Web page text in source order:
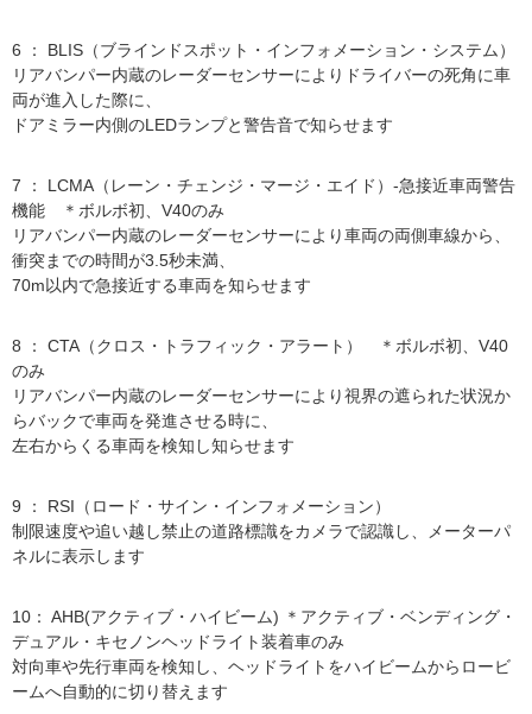
6 ： BLIS（ブラインドスポット・インフォメーション・システム）
リアバンパー内蔵のレーダーセンサーによりドライバーの死角に車
両が進入した際に、
ドアミラー内側のLEDランプと警告音で知らせます
7 ： LCMA（レーン・チェンジ・マージ・エイド）-急接近車両警告
機能 ＊ボルボ初、V40のみ
リアバンパー内蔵のレーダーセンサーにより車両の両側車線から、
衝突までの時間が3.5秒未満、
70m以内で急接近する車両を知らせます
8 ： CTA（クロス・トラフィック・アラート） ＊ボルボ初、V40
のみ
リアバンパー内蔵のレーダーセンサーにより視界の遮られた状況か
らバックで車両を発進させる時に、
左右からくる車両を検知し知らせます
9 ： RSI（ロード・サイン・インフォメーション）
制限速度や追い越し禁止の道路標識をカメラで認識し、メーターパ
ネルに表示します
10： AHB(アクティブ・ハイビーム) ＊アクティブ・ベンディング・
デュアル・キセノンヘッドライト装着車のみ
対向車や先行車両を検知し、ヘッドライトをハイビームからロービ
ームへ自動的に切り替えます